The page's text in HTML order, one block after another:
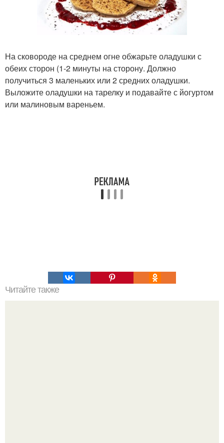
На сковороде на среднем огне обжарьте оладушки с
обеих сторон (1-2 минуты на сторону. Должно
получиться 3 маленьких или 2 средних оладушки.
Выложите оладушки на тарелку и подавайте с йогуртом
или малиновым вареньем.
Читайте также